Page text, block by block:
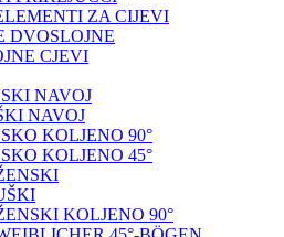
ZA CIJEVI
DVOSLOJNE
CJEVI
NAVOJ
NAVOJ
KOLJENO 90°
KOLJENO 45°
KOLJENO 90°